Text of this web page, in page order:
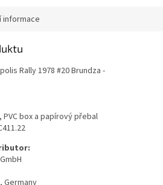
informace
Rally 1978 #20 Brundza -
box a papírový přebal
Germany